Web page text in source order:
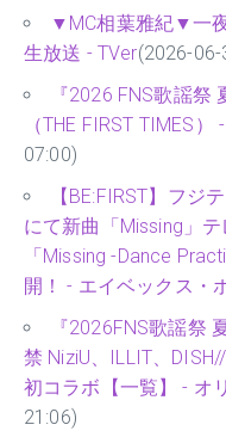
▼MC相葉雅紀▼一
生放送 - TVer(2026-06-
『2026 FNS歌謡
（THE FIRST TIMES
07:00)
【BE:FIRST】フジ
にて新曲「Missing」
「Missing -Dance
開！ - エイベックス・
『2026FNS歌謡祭
禁 NiziU、ILLIT、
初コラボ【一覧】 - オ
21:06)